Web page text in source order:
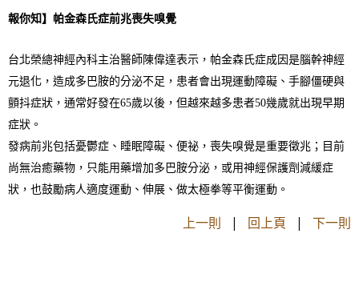
報你知】帕金森氏症前兆喪失嗅覺
台北榮總神經內科主治醫師陳偉達表示，帕金森氏症成因是腦幹神經
元退化，造成多巴胺的分泌不足，患者會出現運動障礙、手腳僵硬與
顫抖症狀，通常好發在65歲以後，但越來越多患者50幾歲就出現早期
症狀。
發病前兆包括憂鬱症、睡眠障礙、便祕，喪失嗅覺是重要徵兆；目前
尚無治癒藥物，只能用藥增加多巴胺分泌，或用神經保護劑減緩症
狀，也鼓勵病人適度運動、伸展、做太極拳等平衡運動。
上一則 | 回上頁 | 下一則